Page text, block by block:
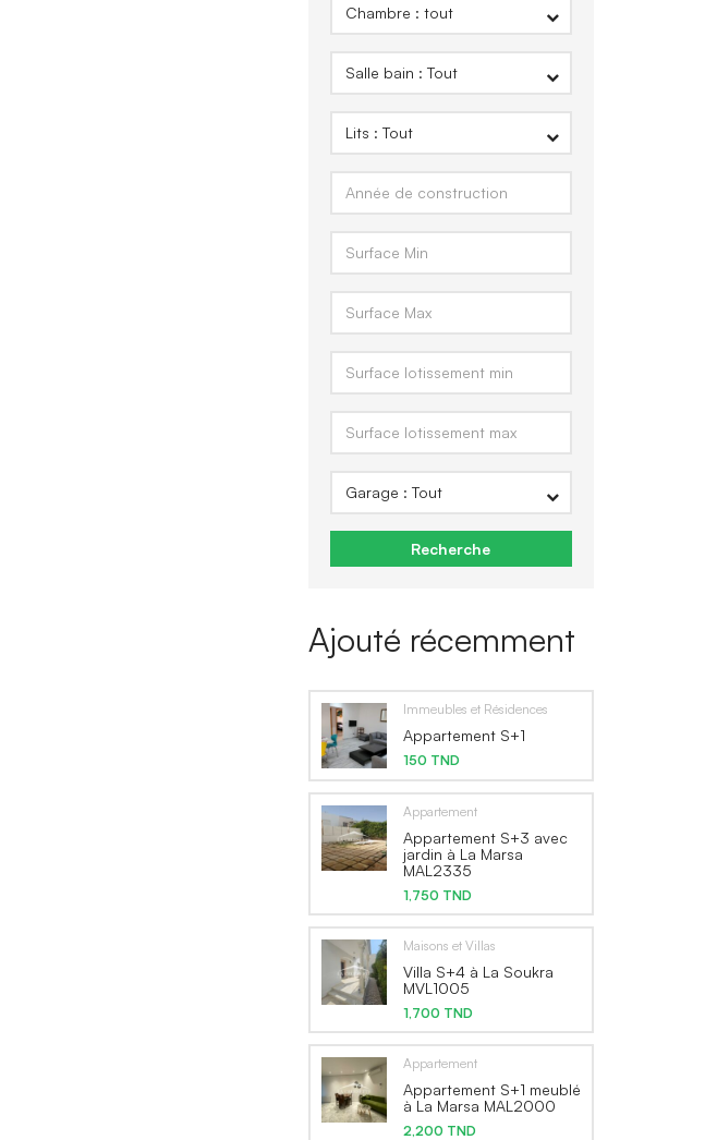
Recherche
Ajouté récemment
Immeubles et Résidences
Appartement S+1
150 TND
Appartement
Appartement S+3 avec
jardin à La Marsa
MAL2335
1,750 TND
Maisons et Villas
Villa S+4 à La Soukra
MVL1005
1,700 TND
Appartement
Appartement S+1 meublé
à La Marsa MAL2000
2,200 TND